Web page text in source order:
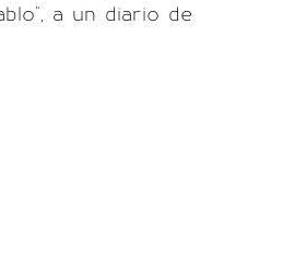
a un diario de